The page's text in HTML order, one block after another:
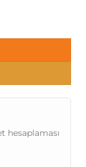
hesaplaması